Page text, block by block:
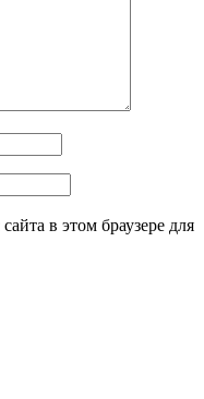
в этом браузере для